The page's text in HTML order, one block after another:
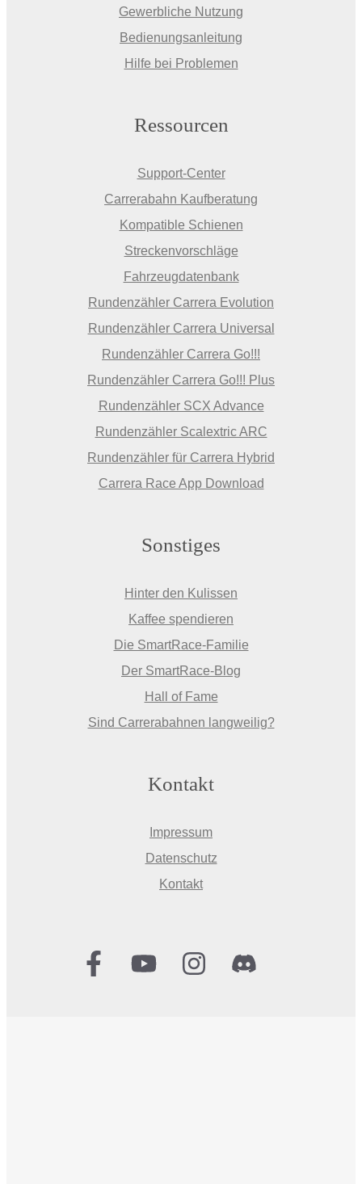
Gewerbliche Nutzung
Bedienungsanleitung
Hilfe bei Problemen
Ressourcen
Support-Center
Carrerabahn Kaufberatung
Kompatible Schienen
Streckenvorschläge
Fahrzeugdatenbank
Rundenzähler Carrera Evolution
Rundenzähler Carrera Universal
Rundenzähler Carrera Go!!!
Rundenzähler Carrera Go!!! Plus
Rundenzähler SCX Advance
Rundenzähler Scalextric ARC
Rundenzähler für Carrera Hybrid
Carrera Race App Download
Sonstiges
Hinter den Kulissen
Kaffee spendieren
Die SmartRace-Familie
Der SmartRace-Blog
Hall of Fame
Sind Carrerabahnen langweilig?
Kontakt
Impressum
Datenschutz
Kontakt